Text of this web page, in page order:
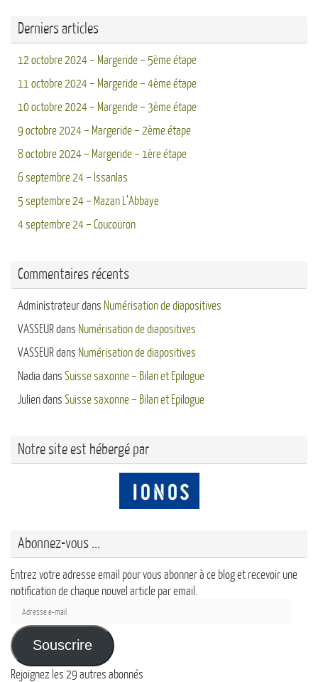
Derniers articles
12 octobre 2024 – Margeride – 5ème étape
11 octobre 2024 – Margeride – 4ème étape
10 octobre 2024 – Margeride – 3ème étape
9 octobre 2024 – Margeride – 2ème étape
8 octobre 2024 – Margeride – 1ère étape
6 septembre 24 – Issanlas
5 septembre 24 – Mazan L’Abbaye
4 septembre 24 – Coucouron
Commentaires récents
Administrateurdans Numérisation de diapositives
VASSEURdans Numérisation de diapositives
VASSEURdans Numérisation de diapositives
Nadia dans Suisse saxonne – Bilan et Epilogue
Juliendans Suisse saxonne – Bilan et Epilogue
Notre site est hébergé par
Abonnez-vous ...
Entrez votre adresse email pour vous abonner à ce blog et recevoir une
notification de chaque nouvel article par email.
Adresse
mail
Souscrire
Rejoignez les 29 autres abonnés